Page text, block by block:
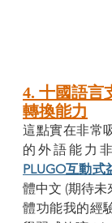
4. 十國語言
轉換能力
這點實在非常
的外語能力
PLUGO互動式
體中文 (期待
體功能我的經